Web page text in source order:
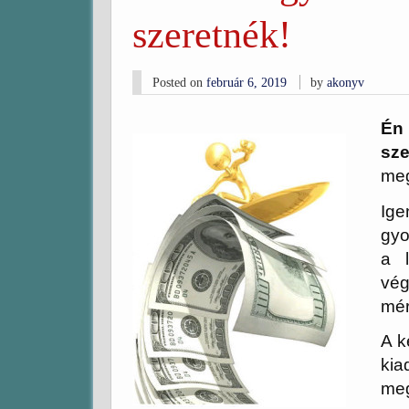
szeretnék!
Posted on február 6, 2019 byakonyv
a
A